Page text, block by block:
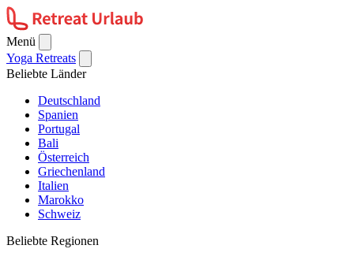
Menü
Yoga Retreats
Beliebte Länder
Deutschland
Spanien
Portugal
Bali
Österreich
Griechenland
Italien
Marokko
Schweiz
Beliebte Regionen